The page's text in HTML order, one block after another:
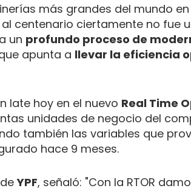
más grandes del mundo
al centenario ciertamente no fue
un profundo proceso de
apunta a llevar la eficiencia
late hoy en el nuevo Real Time
unidades de negocio del
también las variables que
hace 9 meses.
deYPF, señaló: "Con la RTOR